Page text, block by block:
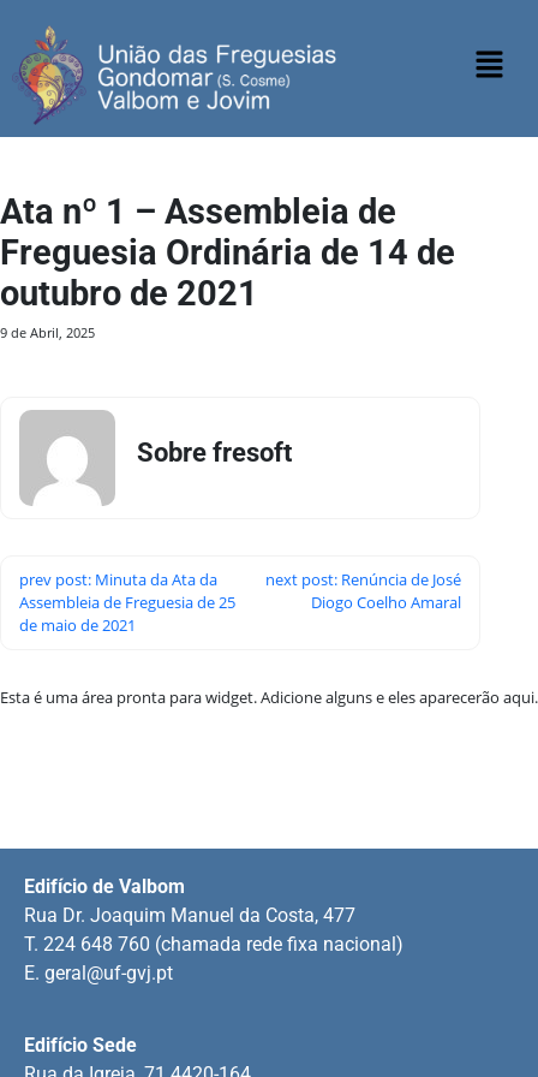
Ata nº 1 – Assembleia de
Freguesia Ordinária de 14 de
outubro de 2021
9 de Abril, 2025
Sobre fresoft
prev post: Minuta da Ata da
Assembleia de Freguesia de 25
de maio de 2021
next post: Renúncia de José
Diogo Coelho Amaral
Esta é uma área pronta para widget. Adicione alguns e eles aparecerão aqui.
Edifício Sede
Edifício de Valbom
Rua Dr. Joaquim Manuel da Costa, 477
T. 224 648 760 (chamada rede fixa nacional)
E. geral@uf-gvj.pt